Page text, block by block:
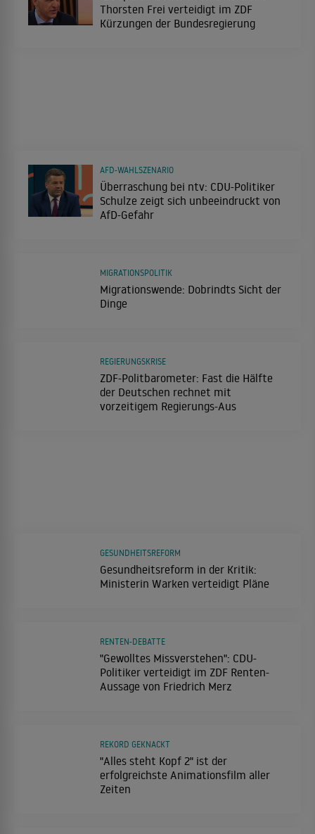
Thorsten Frei verteidigt im ZDF
Kürzungen der Bundesregierung
Überraschung bei ntv: CDU-Politiker
Schulze zeigt sich unbeeindruckt von
AfD-Gefahr
AFD-WAHLSZENARIO
Migrationswende: Dobrindts Sicht der
Dinge
MIGRATIONSPOLITIK
ZDF-Politbarometer: Fast die Hälfte
der Deutschen rechnet mit
vorzeitigem Regierungs-Aus
REGIERUNGSKRISE
Gesundheitsreform in der Kritik:
Ministerin Warken verteidigt Pläne
GESUNDHEITSREFORM
"Gewolltes Missverstehen": CDU-
Politiker verteidigt im ZDF Renten-
Aussage von Friedrich Merz
RENTEN-DEBATTE
"Alles steht Kopf 2" ist der
erfolgreichste Animationsfilm aller
Zeiten
REKORD GEKNACKT